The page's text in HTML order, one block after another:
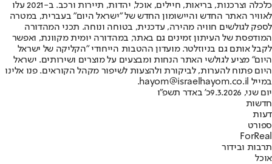
כלכלה וצרכנות, בריאות, חיילים, אוכל, יהדות, תיירות ורכב. ב-2021 עלו
לאוויר האתר החדש והיישומון החדש של "ישראל היום" בעברית, במטרה
לספק לגולשים חוויה מהירה, עדכנית, בטוחה ונוחה. תכני המהדורה
המודפסת של העיתון זמינים גם באתר, במהדורה יומית מקוונת, ואפשר
לקבל אותם גם בניוזלטר. מועדון ההטבות הייחודי "הקליקה של ישראל
היום" מציע לגולשי האתר הנחות ומבצעים על מוצרים ושירותים. ישראל
היום פתוח להערות, לביקורת ולהצעות לשיפור מקהל הקוראים. פנו אלינו
במייל hayom@israelhayom.co.il.
יום שני, 9.3.2026
כ' באדר תשפ"ו
חדשות
דעות
ספורט
ForReal
תרבות ובידור
אוכל